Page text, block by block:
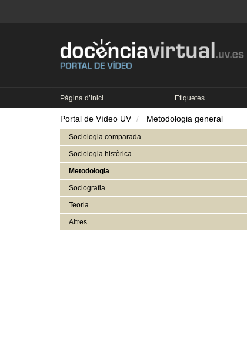
Pàgina d’inici Etiquetes
Portal de Vídeo UV Metodologia general
Sociologia comparada
Sociologia històrica
Metodologia
Sociografia
Teoria
Altres